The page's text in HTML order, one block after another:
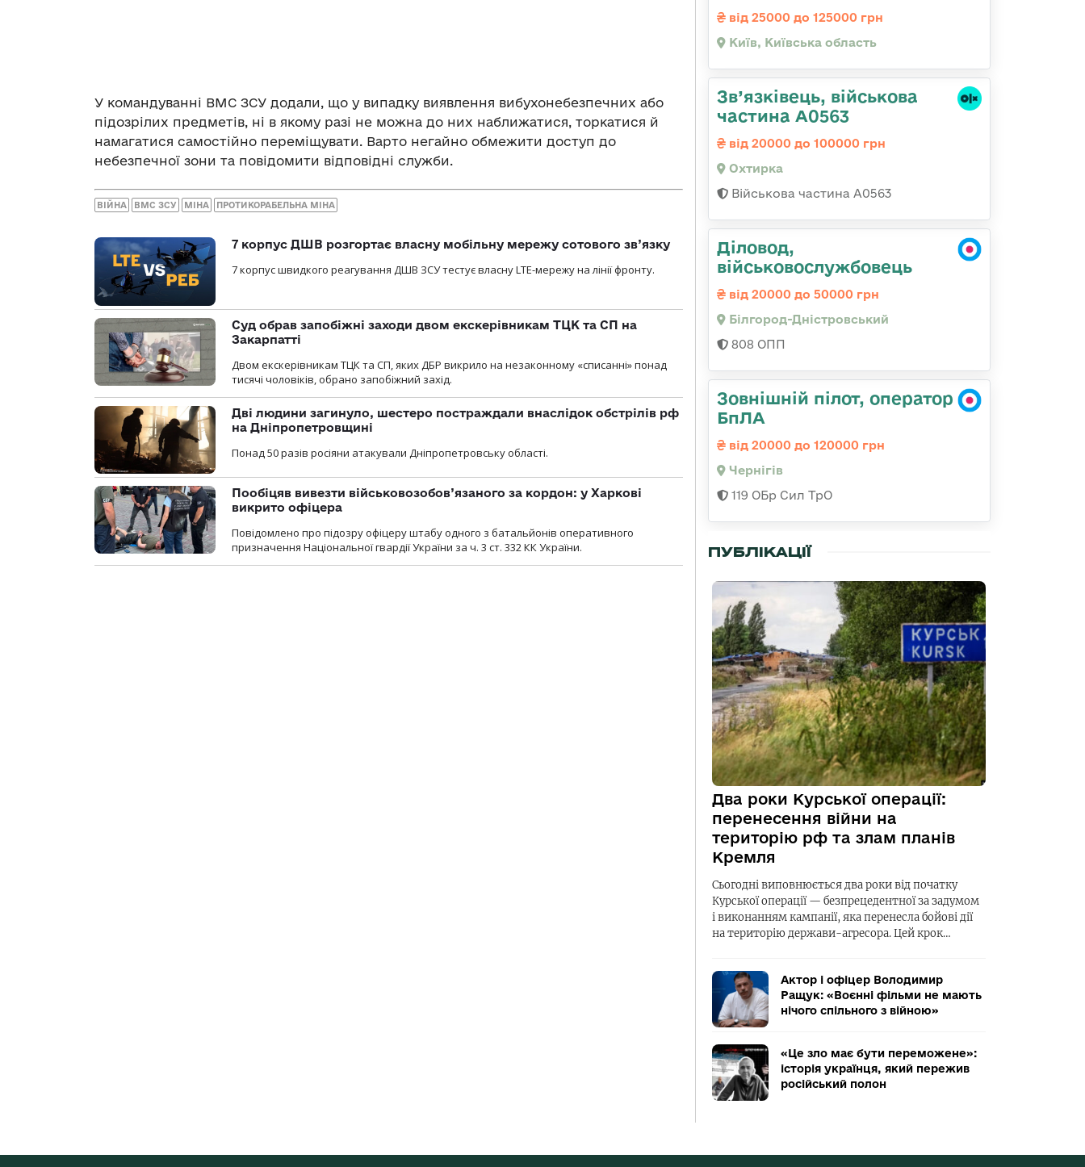
У командуванні ВМС ЗСУ додали, що у випадку виявлення вибухонебезпечних або
підозрілих предметів, ні в якому разі не можна до них наближатися, торкатися й
намагатися самостійно переміщувати. Варто негайно обмежити доступ до
небезпечної зони та повідомити відповідні служби.
ВІЙНА ВМС ЗСУ МІНА ПРОТИКОРАБЕЛЬНА МІНА
7 корпус ДШВ розгортає власну мобільну мережу сотового зв’язку
7 корпус швидкого реагування ДШВ ЗСУ тестує власну LTE-мережу на лінії фронту.
Суд обрав запобіжні заходи двом екскерівникам ТЦК та СП на
Закарпатті
Двом екскерівникам ТЦК та СП, яких ДБР викрило на незаконному «списанні» понад
тисячі чоловіків, обрано запобіжний захід.
Дві людини загинуло, шестеро постраждали внаслідок обстрілів рф
на Дніпропетровщині
Понад 50 разів росіяни атакували Дніпропетровську області.
Пообіцяв вивезти військовозобов’язаного за кордон: у Харкові
викрито офіцера
Повідомлено про підозру офіцеру штабу одного з батальйонів оперативного
призначення Національної гвардії України за ч. 3 ст. 332 КК України.
від 25000 до 125000 грн
Київ, Київська область
Зв’язківець, військова
частина А0563
від 20000 до 100000 грн
Охтирка
Військова частина А0563
Діловод,
військовослужбовець
від 20000 до 50000 грн
Білгород-Дністровський
808 ОПП
Зовнішній пілот, оператор
БпЛА
від 20000 до 120000 грн
Чернігів
119 ОБр Сил ТрО
ПУБЛІКАЦІЇ
Два роки Курської операції:
перенесення війни на
територію рф та злам планів
Кремля
Сьогодні виповнюється два роки від початку
Курської операції — безпрецедентної за задумом
і виконанням кампанії, яка перенесла бойові дії
на територію держави-агресора. Цей крок…
Актор і офіцер Володимир
Ращук: «Воєнні фільми не мають
нічого спільного з війною»
«Це зло має бути переможене»:
історія українця, який пережив
російський полон